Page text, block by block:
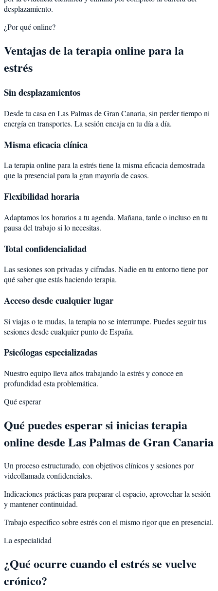
desplazamiento.
¿Por qué online?
Ventajas de la terapia online para la
estrés
Sin desplazamientos
Desde tu casa en Las Palmas de Gran Canaria, sin perder tiempo ni
energía en transportes. La sesión encaja en tu día a día.
Misma eficacia clínica
La terapia online para la estrés tiene la misma eficacia demostrada
que la presencial para la gran mayoría de casos.
Flexibilidad horaria
Adaptamos los horarios a tu agenda. Mañana, tarde o incluso en tu
pausa del trabajo si lo necesitas.
Total confidencialidad
Las sesiones son privadas y cifradas. Nadie en tu entorno tiene por
qué saber que estás haciendo terapia.
Acceso desde cualquier lugar
Si viajas o te mudas, la terapia no se interrumpe. Puedes seguir tus
sesiones desde cualquier punto de España.
Psicólogas especializadas
Nuestro equipo lleva años trabajando la estrés y conoce en
profundidad esta problemática.
Qué esperar
Qué puedes esperar si inicias terapia
online desde Las Palmas de Gran Canaria
Un proceso estructurado, con objetivos clínicos y sesiones por
videollamada confidenciales.
Indicaciones prácticas para preparar el espacio, aprovechar la sesión
y mantener continuidad.
Trabajo específico sobre estrés con el mismo rigor que en presencial.
La especialidad
¿Qué ocurre cuando el estrés se vuelve
crónico?